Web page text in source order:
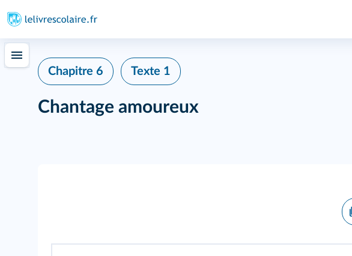
Chapitre 6 Texte 1
Chantage amoureux